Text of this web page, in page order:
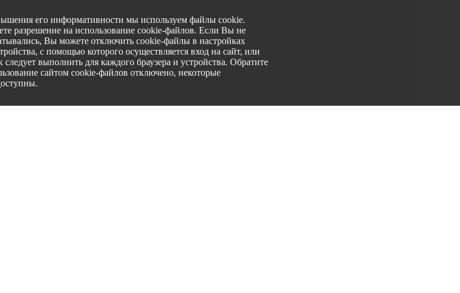
его информативности мы используем файлы cookie.
разрешение на использование cookie-файлов. Если Вы не
Вы можете отключить cookie-файлы в настройках
с помощью которого осуществляется вход на сайт, или
выполнить для каждого браузера и устройства. Обратите
сайтом cookie-файлов отключено, некоторые